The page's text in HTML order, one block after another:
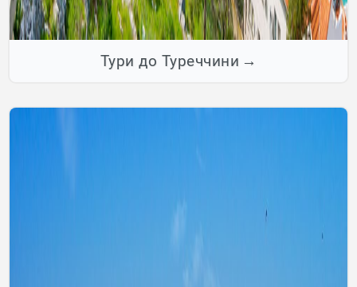
Тури до Туреччини